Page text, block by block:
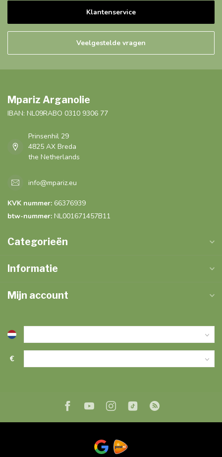
Klantenservice
Veelgestelde vragen
Mpariz Arganolie
IBAN: NL09RABO 0310 9306 77
Prinsenhil 29
4825 AX Breda
the Netherlands
info@mpariz.eu
KVK nummer: 66376939
btw-nummer: NL001671457B11
Categorieën
Informatie
Mijn account
€